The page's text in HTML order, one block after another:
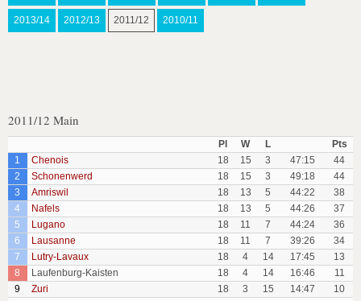
2013/14 2012/13 2011/12 2010/11
2011/12 Main
Pl W L
Pts
1
Chenois 18 15 3 47:15
44
2
Schonenwerd 18 15 3 49:18
44
3
Amriswil 18 13 5 44:22
38
4
Nafels 18 13 5 44:26
37
5
Lugano 18 11 7 44:24
36
6
Lausanne 18 11 7 39:26
34
7
Lutry-Lavaux 18 4 14 17:45
13
8
Laufenburg-Kaisten 18 4 14 16:46
11
9
Zuri 18 3 15 14:47
10